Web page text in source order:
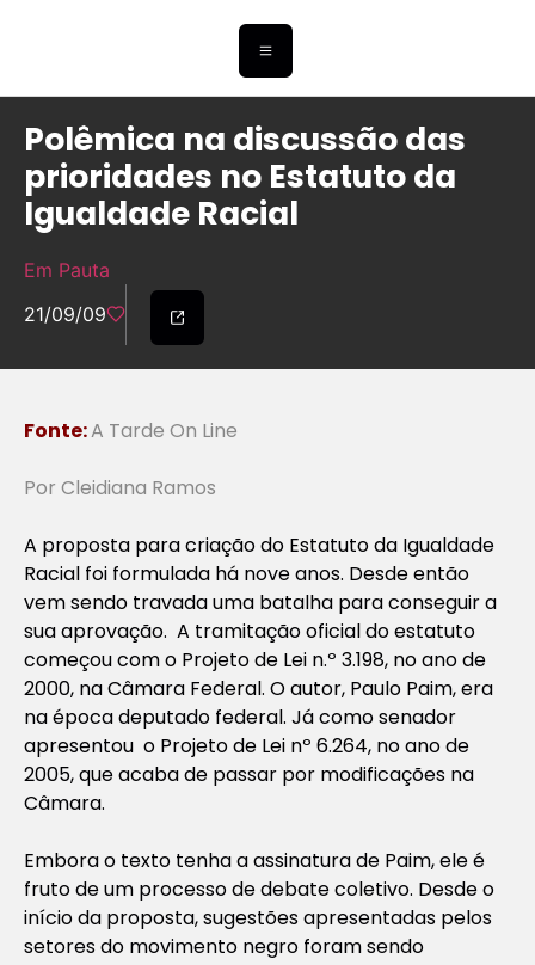
Polêmica na discussão das
prioridades no Estatuto da
Igualdade Racial
Em Pauta
21/09/09
Fonte:A Tarde On Line
Por Cleidiana Ramos
A proposta para criação do Estatuto da Igualdade
Racial foi formulada há nove anos. Desde então
vem sendo travada uma batalha para conseguir a
sua aprovação. A tramitação oficial do estatuto
começou com o Projeto de Lei n.º 3.198, no ano de
2000, na Câmara Federal. O autor, Paulo Paim, era
na época deputado federal. Já como senador
apresentou o Projeto de Lei nº 6.264, no ano de
2005, que acaba de passar por modificações na
Câmara.
Embora o texto tenha a assinatura de Paim, ele é
fruto de um processo de debate coletivo. Desde o
início da proposta, sugestões apresentadas pelos
setores do movimento negro foram sendo